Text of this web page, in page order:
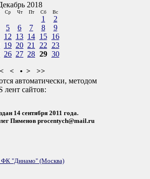
2018
Ср Чт Пт Сб Вс
1
2
5 6 7 8
9
12 13 14 15
16
19 20 21 22
23
26 27 28 29 30
< • > >>
автоматически, методом
лент сайтов:
14 сентября 2011 года.
Пименов procentych@mail.ru
ФК "Динамо" (Москва)